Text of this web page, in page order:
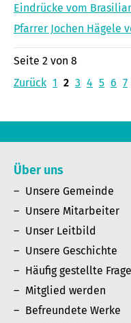
Eindrücke vom
Pfarrer Jochen Hägele
Seite 2 von 8
Zurück 1 2 3 4 5 6 7
Über uns
Unsere Gemeinde
Unsere Mitarbeiter
Unser Leitbild
Unsere Geschichte
Häufig gestellte
Mitglied werden
Befreundete Werke